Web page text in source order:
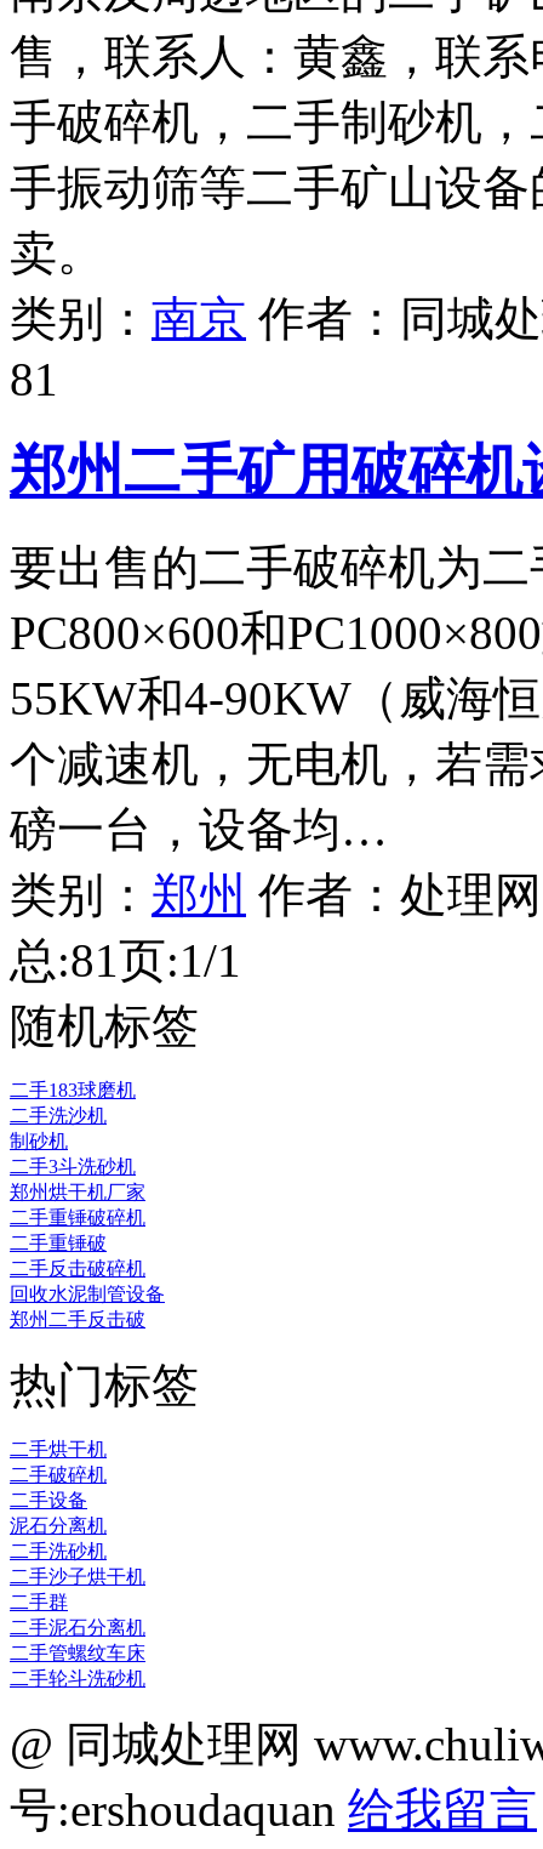
售，联系人：黄鑫，联系
手破碎机，二手制砂机
手振动筛等二手矿山设
卖。
类别： 南京 作者： 同城
81
郑州二手矿用破碎机
要出售的二手破碎机为
PC800×600和
55KW和4-90KW（威海
个减速机，无电机，若
磅一台，设备均…
类别： 郑州 作者： 处理网
总:81页:1/1
随机标签
二手183球磨机
二手洗沙机
制砂机
二手3斗洗砂机
郑州烘干机厂家
二手重锤破碎机
二手重锤破
二手反击破碎机
回收水泥制管设备
郑州二手反击破
热门标签
二手烘干机
二手破碎机
二手设备
泥石分离机
二手洗砂机
二手沙子烘干机
二手群
二手泥石分离机
二手管螺纹车床
二手轮斗洗砂机
@ 同城处理网
号:ershoudaquan 给我留言